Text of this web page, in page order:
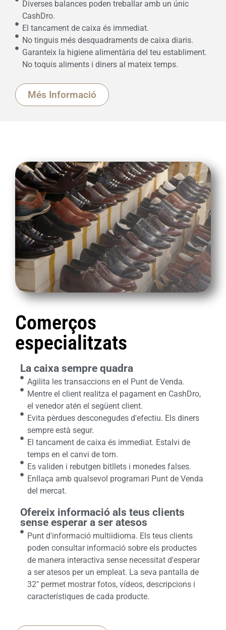
Diverses balances poden treballar amb un únic
CashDro.
El tancament de caixa és immediat.
No tinguis més desquadraments de caixa diaris.
Garanteix la higiene alimentària del teu establiment.
No toquis aliments i diners al mateix temps.
Més Informació
Comerços
especialitzats
La caixa sempre quadra
Agilita les transaccions en el Punt de Venda.
Mentre el client realitza el pagament en CashDro,
el venedor atén el següent client.
Evita pèrdues desconegudes d'efectiu. Els diners
sempre està segur.
El tancament de caixa és immediat. Estalvi de
temps en el canvi de torn.
Es validen i rebutgen bitllets i monedes falses.
Enllaça amb qualsevol programari Punt de Venda
del mercat.
Ofereix informació als teus clients
sense esperar a ser atesos
Punt d'informació multiidioma. Els teus clients
poden consultar informació sobre els productes
de manera interactiva sense necessitat d'esperar
a ser atesos per un empleat. La seva pantalla de
32″ permet mostrar fotos, vídeos, descripcions i
característiques de cada producte.